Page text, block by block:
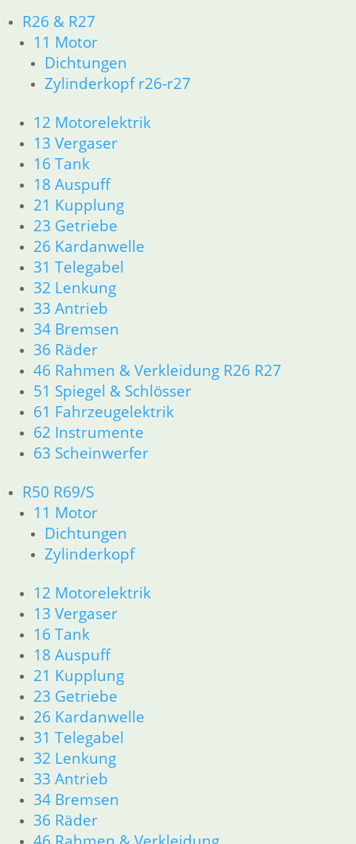
R26 & R27
11 Motor
Dichtungen
Zylinderkopf r26-r27
12 Motorelektrik
13 Vergaser
16 Tank
18 Auspuff
21 Kupplung
23 Getriebe
26 Kardanwelle
31 Telegabel
32 Lenkung
33 Antrieb
34 Bremsen
36 Räder
46 Rahmen & Verkleidung R26 R27
51 Spiegel & Schlösser
61 Fahrzeugelektrik
62 Instrumente
63 Scheinwerfer
R50 R69/S
11 Motor
Dichtungen
Zylinderkopf
12 Motorelektrik
13 Vergaser
16 Tank
18 Auspuff
21 Kupplung
23 Getriebe
26 Kardanwelle
31 Telegabel
32 Lenkung
33 Antrieb
34 Bremsen
36 Räder
zzgl.
Versandkosten
In den
Warenkorb
Nippel
Bremszug
13,90€
Artikelnummer:
1230040
inkl. MwSt.
zzgl.
Versandkosten
In den
Warenkorb
Bremsbacken
Satz
MCS940
inkl. MwSt.
zzgl.
Versandkosten
In den
zzgl.
Filz für
Bremshebel
hinten
1,90€
Artikelnummer:
1230360
inkl. MwSt.
zzgl.
Versandkosten
In den
Warenkorb